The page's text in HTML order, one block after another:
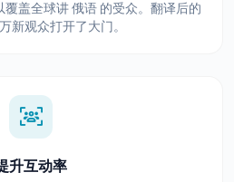
盖全球讲 俄语 的受众。翻译后的
新观众打开了大门。
升互动率